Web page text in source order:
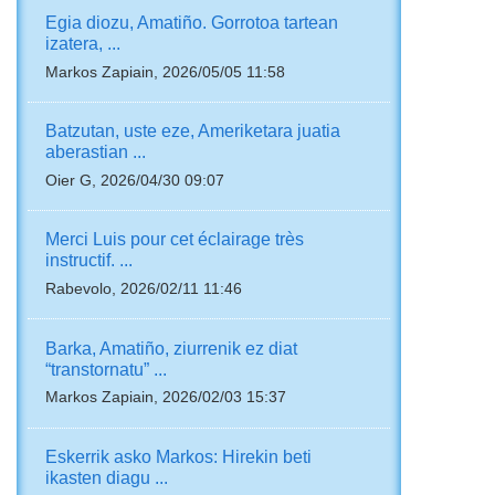
Egia diozu, Amatiño. Gorrotoa tartean
izatera, ...
Markos Zapiain, 2026/05/05 11:58
Batzutan, uste eze, Ameriketara juatia
aberastian ...
Oier G, 2026/04/30 09:07
Merci Luis pour cet éclairage très
instructif. ...
Rabevolo, 2026/02/11 11:46
Barka, Amatiño, ziurrenik ez diat
“transtornatu” ...
Markos Zapiain, 2026/02/03 15:37
Eskerrik asko Markos: Hirekin beti
ikasten diagu ...